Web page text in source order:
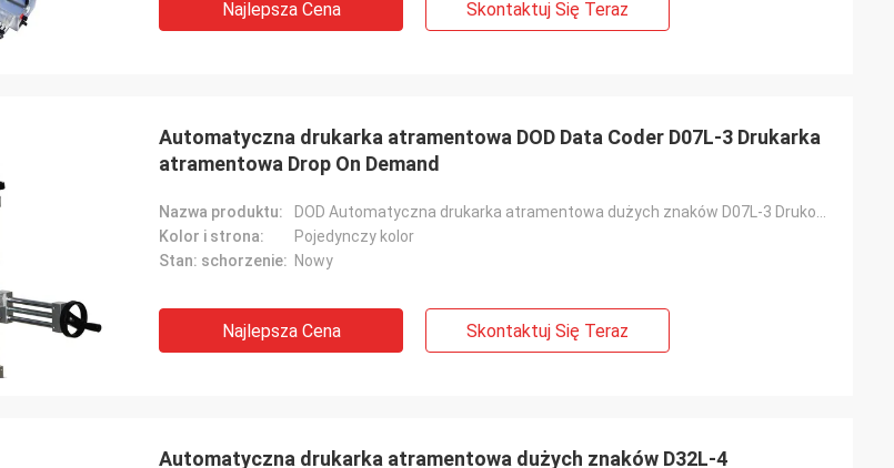
Najlepsza Cena Skontaktuj Się Teraz
Automatyczna drukarka atramentowa DOD Data Coder D07L-3 Drukarka
atramentowa Drop On Demand
Nazwa produktu:
Kolor i strona:
Pojedynczy kolor
Stan: schorzenie: Nowy
Najlepsza Cena Skontaktuj Się Teraz
Automatyczna drukarka atramentowa dużych znaków D32L-4